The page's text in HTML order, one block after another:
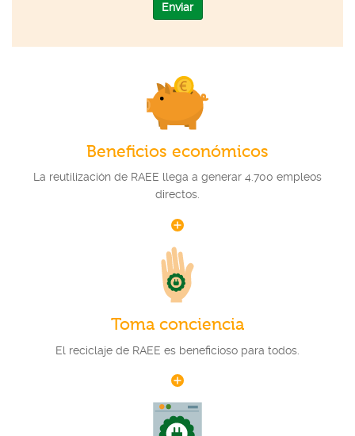
Enviar
Beneficios económicos
La reutilización de RAEE llega a generar 4.700 empleos
directos.
Toma conciencia
El reciclaje de RAEE es beneficioso para todos.